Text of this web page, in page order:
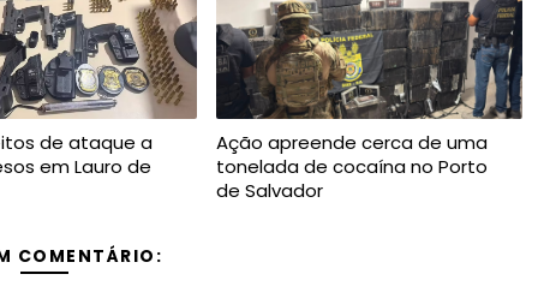
de ataque a
em Lauro de
Ação apreende cerca de uma
tonelada de cocaína no Porto
de Salvador
COMENTÁRIO: